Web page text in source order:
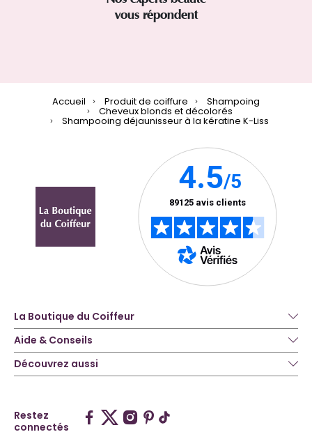
vous répondent
Accueil Produit de coiffure Shampoing
Cheveux blonds et décolorés
Shampooing déjaunisseur à la kératine K-Liss
La Boutique du Coiffeur
Aide & Conseils
Découvrez aussi
Restez
connectés